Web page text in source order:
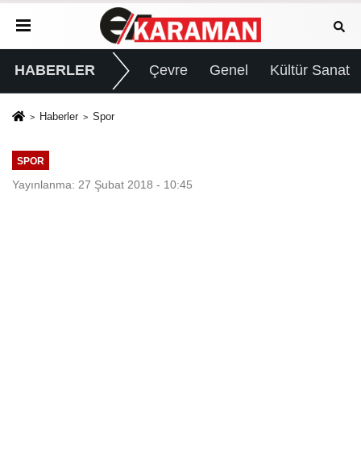
HABERLER Çevre Genel Kültür Sanat
Haberler Spor
SPOR
Yayınlanma: 27 Şubat 2018 - 10:45